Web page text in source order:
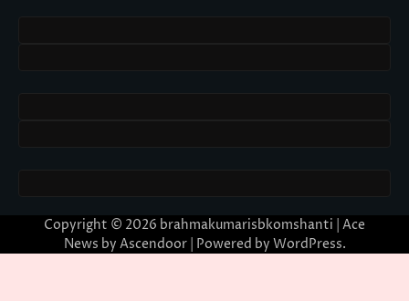
Copyright © 2026 brahmakumarisbkomshanti | Ace
News by Ascendoor| Powered by WordPress.